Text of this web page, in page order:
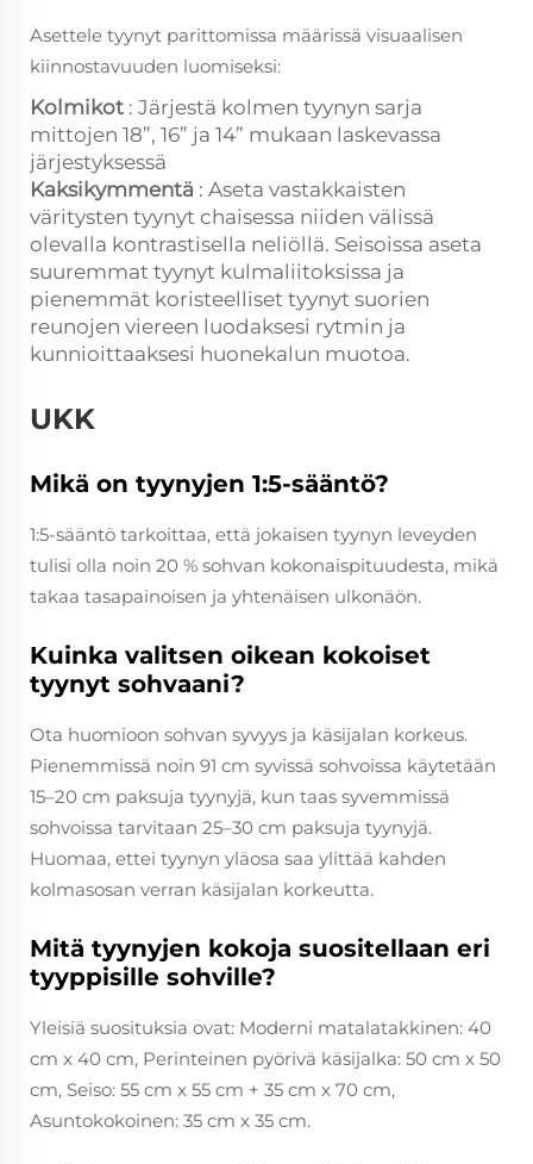
Asettele tyynyt parittomissa määrissä visuaalisen
kiinnostavuuden luomiseksi:
Kolmikot : Järjestä kolmen tyynyn sarja
mittojen 18”, 16” ja 14” mukaan laskevassa
järjestyksessä
Kaksikymmentä : Aseta vastakkaisten
väritysten tyynyt chaisessa niiden välissä
olevalla kontrastisella neliöllä. Seisoissa aseta
suuremmat tyynyt kulmaliitoksissa ja
pienemmät koristeelliset tyynyt suorien
reunojen viereen luodaksesi rytmin ja
kunnioittaaksesi huonekalun muotoa.
UKK
Mikä on tyynyjen 1:5-sääntö?
1:5-sääntö tarkoittaa, että jokaisen tyynyn leveyden
tulisi olla noin 20 % sohvan kokonaispituudesta, mikä
takaa tasapainoisen ja yhtenäisen ulkonäön.
Kuinka valitsen oikean kokoiset
tyynyt sohvaani?
Ota huomioon sohvan syvyys ja käsijalan korkeus.
Pienemmissä noin 91 cm syvissä sohvoissa käytetään
15–20 cm paksuja tyynyjä, kun taas syvemmissä
sohvoissa tarvitaan 25–30 cm paksuja tyynyjä.
Huomaa, ettei tyynyn yläosa saa ylittää kahden
kolmasosan verran käsijalan korkeutta.
Mitä tyynyjen kokoja suositellaan eri
tyyppisille sohville?
Yleisiä suosituksia ovat: Moderni matalatakkinen: 40
cm x 40 cm, Perinteinen pyörivä käsijalka: 50 cm x 50
cm, Seiso: 55 cm x 55 cm + 35 cm x 70 cm,
Asuntokokoinen: 35 cm x 35 cm.